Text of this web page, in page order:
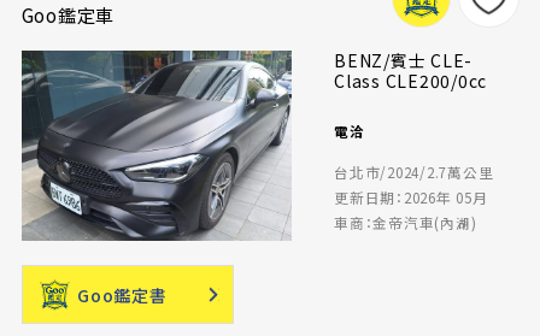
Goo鑑定車
BENZ/賓士 CLE-
Class CLE200/0cc
電洽
台北市/2024/2.7萬公里
更新日期：2026年 05月
車商：金帝汽車(內湖)
Goo鑑定書